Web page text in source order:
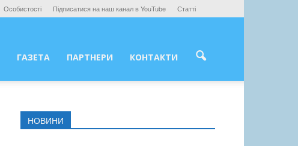
Особистості Підписатися на наш канал в YouTube Статті
ГАЗЕТА ПАРТНЕРИ КОНТАКТИ
НОВИНИ